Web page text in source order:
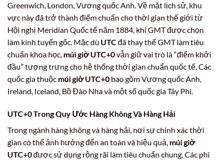
Greenwich, London, Vương quốc Anh. Về mặt lịch sử, khu
vực này đã trở thành điểm chuẩn cho thời gian thế giới từ
Hội nghị Meridian Quốc tế năm 1884, khi GMT được chọn
làm kinh tuyến gốc. Mặc dù UTCđã thay thế GMT làm tiêu
chuẩn khoa học, múi giờ UTC+0vẫn giữ vai trò là “điểm khởi
đầu” tượng trưng cho hệ thống thời gian chuẩn quốc tế. Các
quốc gia thuộc múi giờ UTC+0 bao gồm Vương quốc Anh,
Ireland, Iceland, Bồ Đào Nha và một số quốc gia Tây Phi.
UTC+0 Trong Quy Ước Hàng Không Và Hàng Hải
Trong ngành hàng không và hàng hải, nơi sự chính xác thời
gian có thể ảnh hưởng đến an toàn và hiệu quả, múi giờ
UTC+0được sử dụng rộng rãi làm tiêu chuẩn chung. Các phi